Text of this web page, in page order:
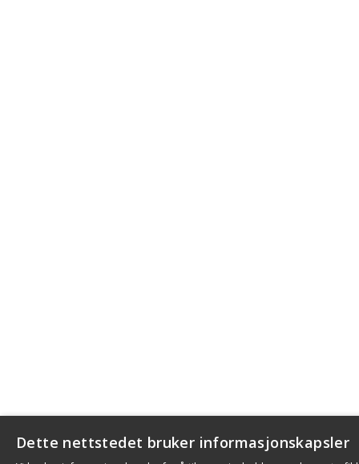
Dette nettstedet bruker informasjonskapsler